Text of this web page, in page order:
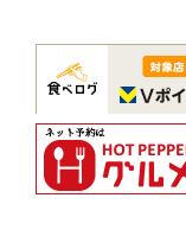
の
【ト
ラ
ッ
ト
リ